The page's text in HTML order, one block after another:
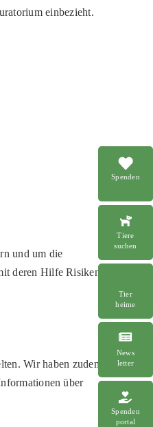
Spenden
Tiere
suchen
Tier
heime
News
letter
Spenden
portal
einbezieht.
und um die
deren Hilfe Risiken
Wir haben zudem
über